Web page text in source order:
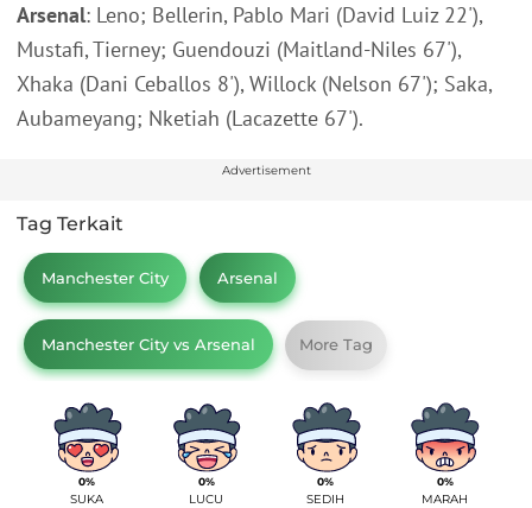
Arsenal: Leno; Bellerin, Pablo Mari (David Luiz 22'),
Mustafi, Tierney; Guendouzi (Maitland-Niles 67'),
Xhaka (Dani Ceballos 8'), Willock (Nelson 67'); Saka,
Aubameyang; Nketiah (Lacazette 67').
Advertisement
Tag Terkait
Manchester City Arsenal
Manchester City vs Arsenal More Tag
0%
SUKA
0%
LUCU
0%
SEDIH
0%
MARAH